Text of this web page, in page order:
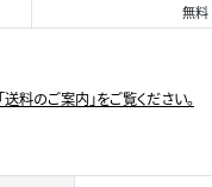
無料
料のご案内」をご覧ください。